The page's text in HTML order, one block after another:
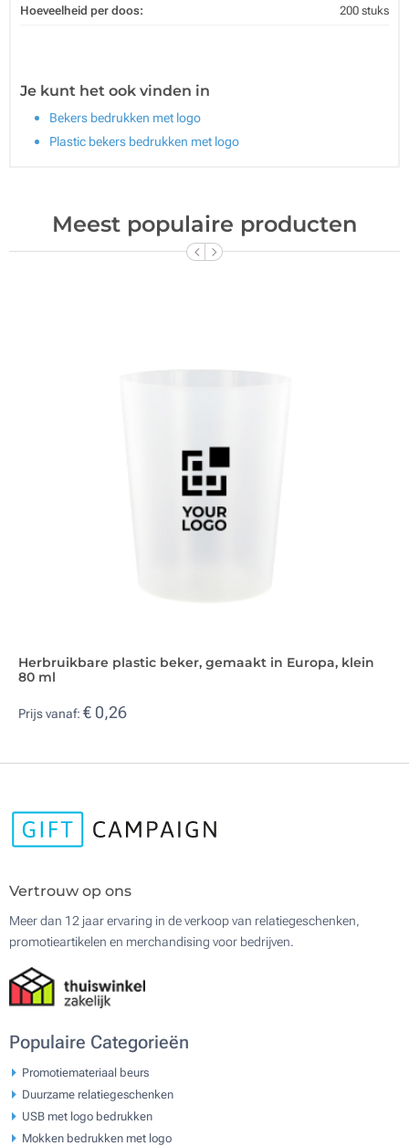
Hoeveelheid per doos: 200 stuks
Je kunt het ook vinden in
Bekers bedrukken met logo
Plastic bekers bedrukken met logo
Meest populaire producten
Herbruikbare plastic beker, gemaakt in Europa, klein
80 ml
Prijs vanaf: € 0,26
Vertrouw op ons
Meer dan 12 jaar ervaring in de verkoop van relatiegeschenken,
promotieartikelen en merchandising voor bedrijven.
Populaire Categorieën
Promotiemateriaal beurs
Duurzame relatiegeschenken
USB met logo bedrukken
Mokken bedrukken met logo